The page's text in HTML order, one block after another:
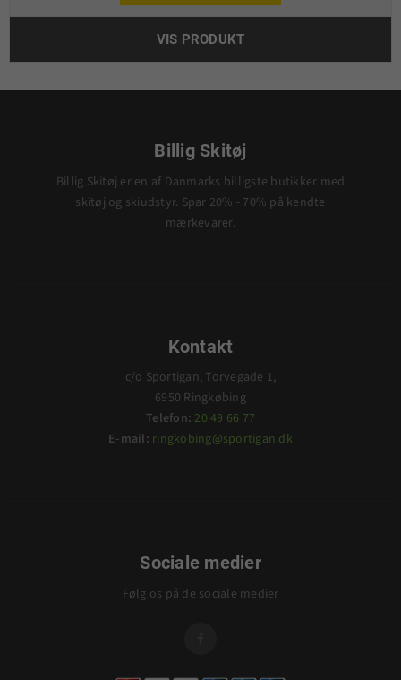
VIS PRODUKT
Billig Skitøj
Billig Skitøj er en af Danmarks billigste butikker med
skitøj og skiudstyr. Spar 20% - 70% på kendte
mærkevarer.
Kontakt
c/o Sportigan, Torvegade 1,
6950 Ringkøbing
Telefon: 20 49 66 77
E-mail: ringkobing@sportigan.dk
Sociale medier
Følg os på de sociale medier